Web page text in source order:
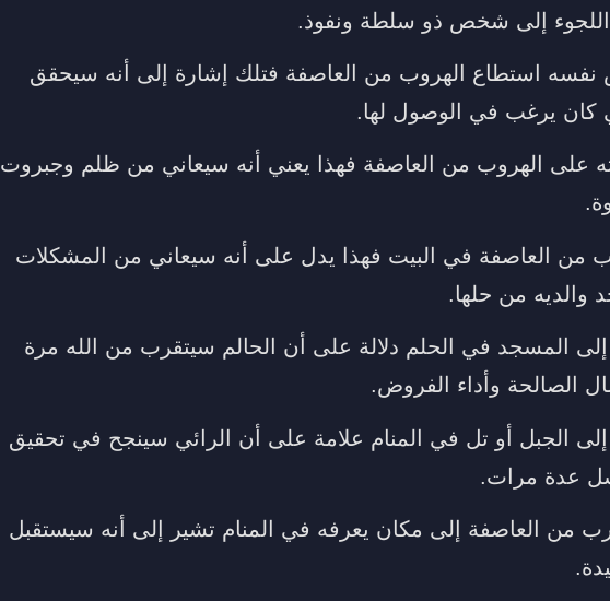
إلى شخص ذو سلطة ونفوذ.
استطاع الهروب من العاصفة فتلك إشارة إلى أنه سيحقق
كان يرغب في الوصول لها.
على الهروب من العاصفة فهذا يعني أنه سيعاني من ظلم وجبروت
من العاصفة في البيت فهذا يدل على أنه سيعاني من المشكلات
والديه من حلها.
المسجد في الحلم دلالة على أن الحالم سيتقرب من الله مرة
الصالحة وأداء الفروض.
الجبل أو تل في المنام علامة على أن الرائي سينجح في تحقيق
عدة مرات.
من العاصفة إلى مكان يعرفه في المنام تشير إلى أنه سيستقبل